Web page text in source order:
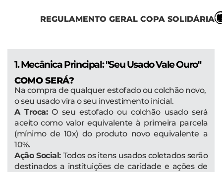
REGULAMENTO GERAL COPA SOLIDÁRIA
1. Mecânica Principal: "Seu Usado Vale Ouro"
COMO SERÁ?
Na compra de qualquer estofado ou colchão novo,
o seu usado vira o seu investimento inicial.
A Troca:O seu estofado ou colchão usado será
aceito como valor equivalente à primeira parcela
(mínimo de 10x) do produto novo equivalente a
10%.
Ação Social:Todos os itens usados coletados serão
destinados a instituições de caridade e ações de